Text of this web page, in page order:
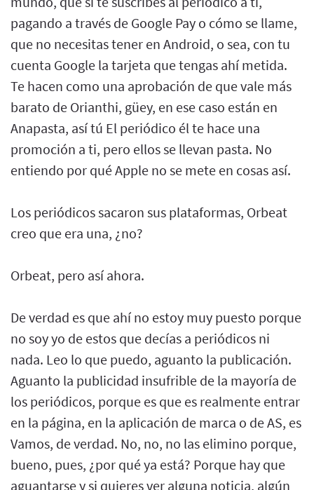
pagando a través de Google Pay o cómo se llame,
que no necesitas tener en Android, o sea, con tu
cuenta Google la tarjeta que tengas ahí metida.
Te hacen como una aprobación de que vale más
barato de Orianthi, güey, en ese caso están en
Anapasta, así tú El periódico él te hace una
promoción a ti, pero ellos se llevan pasta. No
entiendo por qué Apple no se mete en cosas así.
Los periódicos sacaron sus plataformas, Orbeat
creo que era una, ¿no?
Orbeat, pero así ahora.
De verdad es que ahí no estoy muy puesto porque
no soy yo de estos que decías a periódicos ni
nada. Leo lo que puedo, aguanto la publicación.
Aguanto la publicidad insufrible de la mayoría de
los periódicos, porque es que es realmente entrar
en la página, en la aplicación de marca o de AS, es
Vamos, de verdad. No, no, no las elimino porque,
bueno, pues, ¿por qué ya está? Porque hay que
aguantarse y si quieres ver alguna noticia, algún